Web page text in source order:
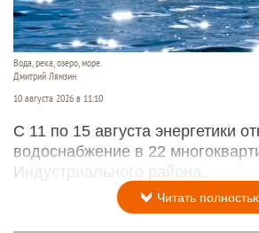
Вода, река, озеро, море.
Дмитрий Лямзин
10 августа 2026 в 11:10
С 11 по 15 августа энергетики
водоснабжение в 22
Индустриального района.
Читать